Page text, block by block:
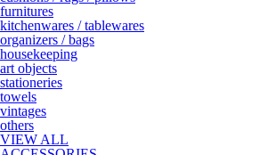
furnitures
kitchenwares / tablewares
organizers / bags
housekeeping
art objects
stationeries
towels
vintages
others
VIEW ALL